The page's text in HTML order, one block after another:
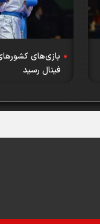
بازی‌های
فینال رسید